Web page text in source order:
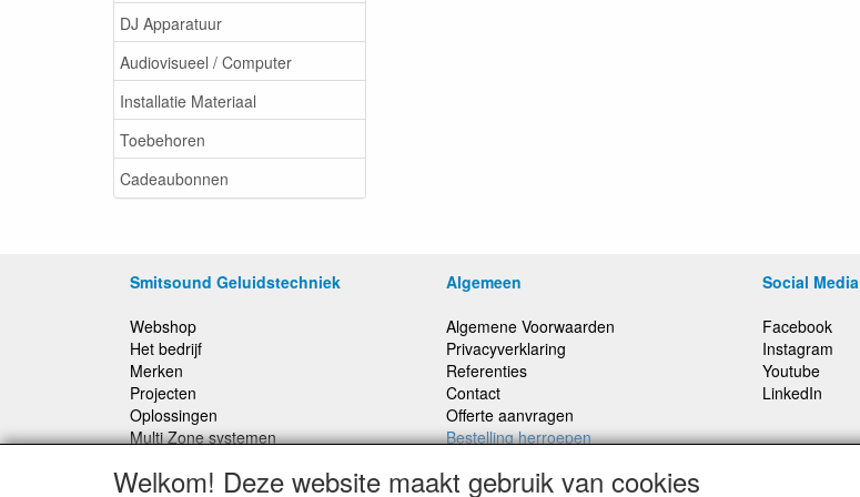
DJ Apparatuur
Audiovisueel / Computer
Installatie Materiaal
Toebehoren
Cadeaubonnen
Smitsound Geluidstechniek
Webshop
Het bedrijf
Merken
Projecten
Oplossingen
Multi Zone systemen
Onderhoud en Reparaties
Algemeen
Algemene Voorwaarden
Privacyverklaring
Referenties
Contact
Offerte aanvragen
Bestelling herroepen
Social Media
Facebook
Instagram
Youtube
LinkedIn
Welkom! Deze website maakt gebruik van cookies